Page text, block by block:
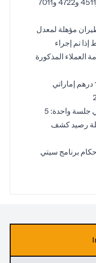
بواسطة MCC 3000-3999 و4511 و4722 و7011
مؤهلة لمعدل
تم إجراء
العملاء المذكورة
جلسة واحدة: 5
رصيد كشف
برنامج سيتي